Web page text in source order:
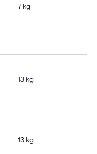
7 kg
13 kg
13 kg